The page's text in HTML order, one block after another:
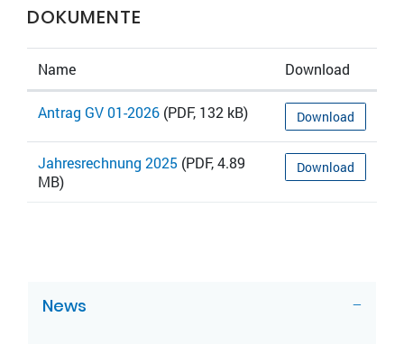
DOKUMENTE
Name Download
Antrag GV 01-2026 (PDF, 132 kB) Download
Jahresrechnung 2025 (PDF, 4.89
MB)
Download
News